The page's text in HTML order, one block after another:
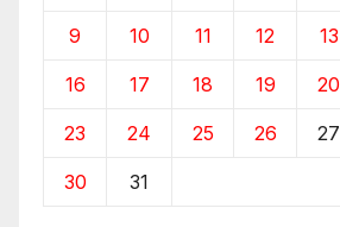
9 10 11 12 13
16 17 18 19 20
23 24 25 26 27
30 31